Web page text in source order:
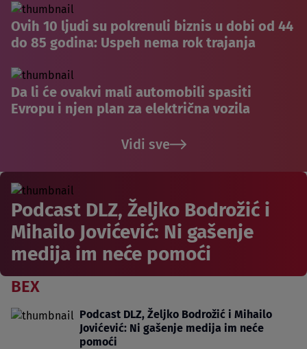
Ovih 10 ljudi su pokrenuli biznis u dobi od 44
do 85 godina: Uspeh nema rok trajanja
Da li će ovakvi mali automobili spasiti
Evropu i njen plan za električna vozila
Vidi sve
Podcast DLZ, Željko Bodrožić i
Mihailo Jovićević: Ni gašenje
medija im neće pomoći
BEX
Podcast DLZ, Željko Bodrožić i Mihailo
Jovićević: Ni gašenje medija im neće
pomoći